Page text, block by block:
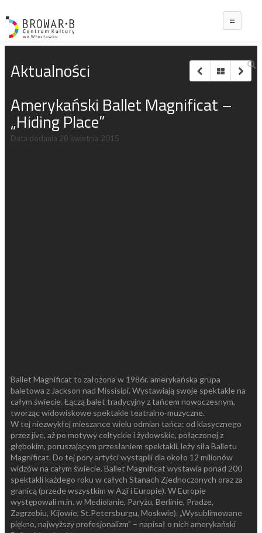
Aktualności
Amerykański Ballet Magnificat –
„Hiding Place”
Data dodania 28 kwietnia 2015
Ballet Magnificat to założona w 1986r. amerykańska grupa
baletowa z Jackson nad Missisipi. Wystawiają swoje spektakle na
całym świecie. Łączą balet tradycyjny z tańcem nowoczesnym,
tworząc widowiskowe spektakle teatralno-muzyczne.
W tej niezwykłej mieszance wielu odmian tańca: od klasycznego
przez jive, aż po motywy celtyckie i żydowskie, połączonej z
głębokim, poruszającym przesłaniem spektakli, leży siła Balletu
Magnificat. Do tej pory artyści wystąpili dla około 12 milionów
widzów na całym świecie. Ballet Magnificat wystawia ponad 200
spektakli każdego roku w całych Stanach Zjednoczonych oraz za
granicą (przede wszystkim w Azji i Europie). W Europie
występowali m.in. w Mediolanie, Paryżu, Berlinie, Pradze,
Zagrzebiu, Kijowie, St.Petersburgu, Moskwie). „Wysublimowane
piękno, najwyższy profesjonalizm” – napisał o nich amerykański